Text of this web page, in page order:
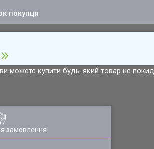
покупця
ви можете купити будь-який товар не
замовлення